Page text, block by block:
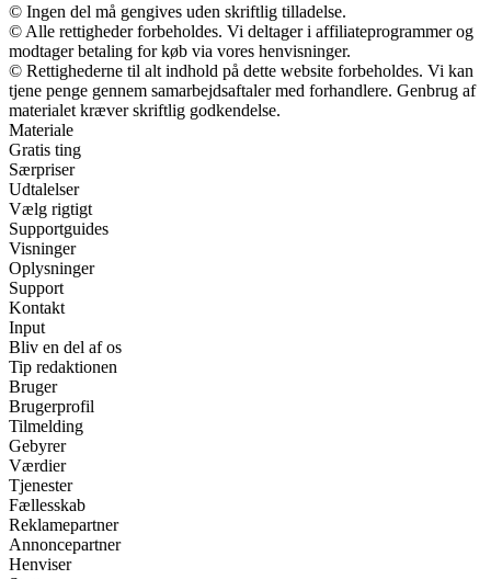
© Ingen del må gengives uden skriftlig tilladelse.
© Alle rettigheder forbeholdes. Vi deltager i affiliateprogrammer og
modtager betaling for køb via vores henvisninger.
© Rettighederne til alt indhold på dette website forbeholdes. Vi kan
tjene penge gennem samarbejdsaftaler med forhandlere. Genbrug af
materialet kræver skriftlig godkendelse.
Materiale
Gratis ting
Særpriser
Udtalelser
Vælg rigtigt
Supportguides
Visninger
Oplysninger
Support
Kontakt
Input
Bliv en del af os
Tip redaktionen
Bruger
Brugerprofil
Tilmelding
Gebyrer
Værdier
Tjenester
Fællesskab
Reklamepartner
Annoncepartner
Henviser